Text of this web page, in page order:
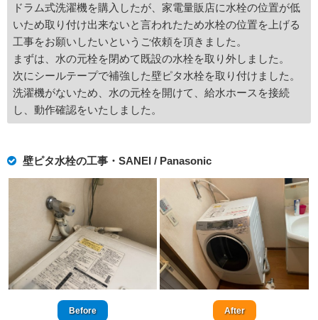
ドラム式洗濯機を購入したが、家電量販店に水栓の位置が低
いため取り付け出来ないと言われたため水栓の位置を上げる
工事をお願いしたいというご依頼を頂きました。
まずは、水の元栓を閉めて既設の水栓を取り外しました。
次にシールテープで補強した壁ピタ水栓を取り付けました。
洗濯機がないため、水の元栓を開けて、給水ホースを接続
し、動作確認をいたしました。
壁ピタ水栓の工事・SANEI / Panasonic
Before After